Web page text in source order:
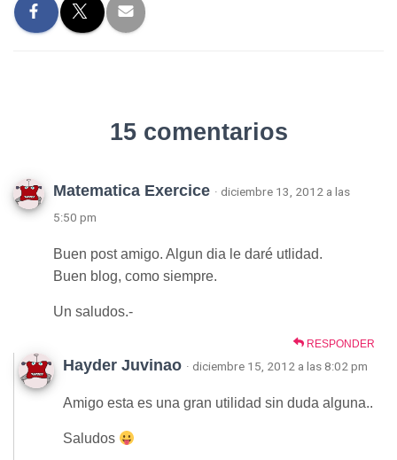
15 comentarios
Matematica Exercice · diciembre 13, 2012 a las
5:50 pm
Buen post amigo. Algun dia le daré utlidad.
Buen blog, como siempre.
Un saludos.-
RESPONDER
Hayder Juvinao · diciembre 15, 2012 a las 8:02 pm
Amigo esta es una gran utilidad sin duda alguna..
Saludos